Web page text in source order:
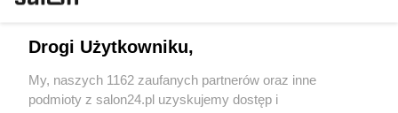
Sport
Drogi Użytkowniku,
My, naszych 1162 zaufanych partnerów oraz inne
podmioty z salon24.pl uzyskujemy dostęp i